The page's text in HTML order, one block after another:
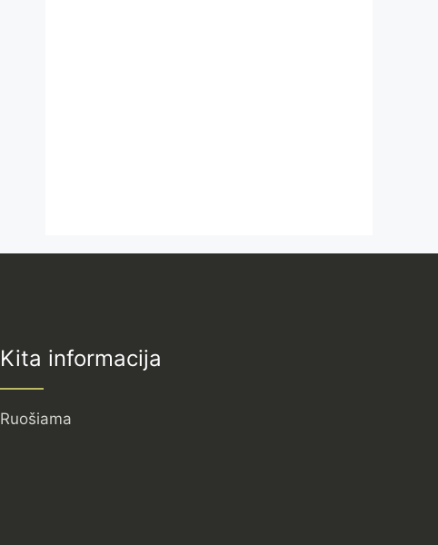
Kita informacija
Ruošiama